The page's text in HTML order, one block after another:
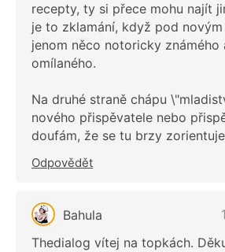
recepty, ty si přece mohu najít
je to zklamání, když pod novým
jenom něco notoricky známého
omílaného.
Na druhé straně chápu
nového přispěvatele nebo
doufám, že se tu brzy
Odpovědět
Bahula
Thedialog vítej na topkách.